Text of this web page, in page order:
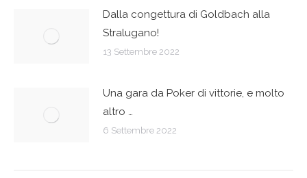
Dalla congettura di Goldbach alla
Stralugano!
13 Settembre 2022
Una gara da Poker di vittorie, e molto
altro …
6 Settembre 2022